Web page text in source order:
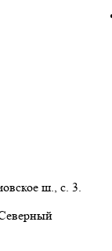
ш., с. 3.